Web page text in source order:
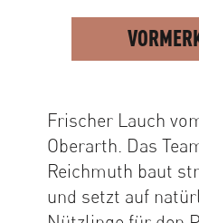
Frischer Lauch
Oberarth. Das
Reichmuth baut
und setzt auf